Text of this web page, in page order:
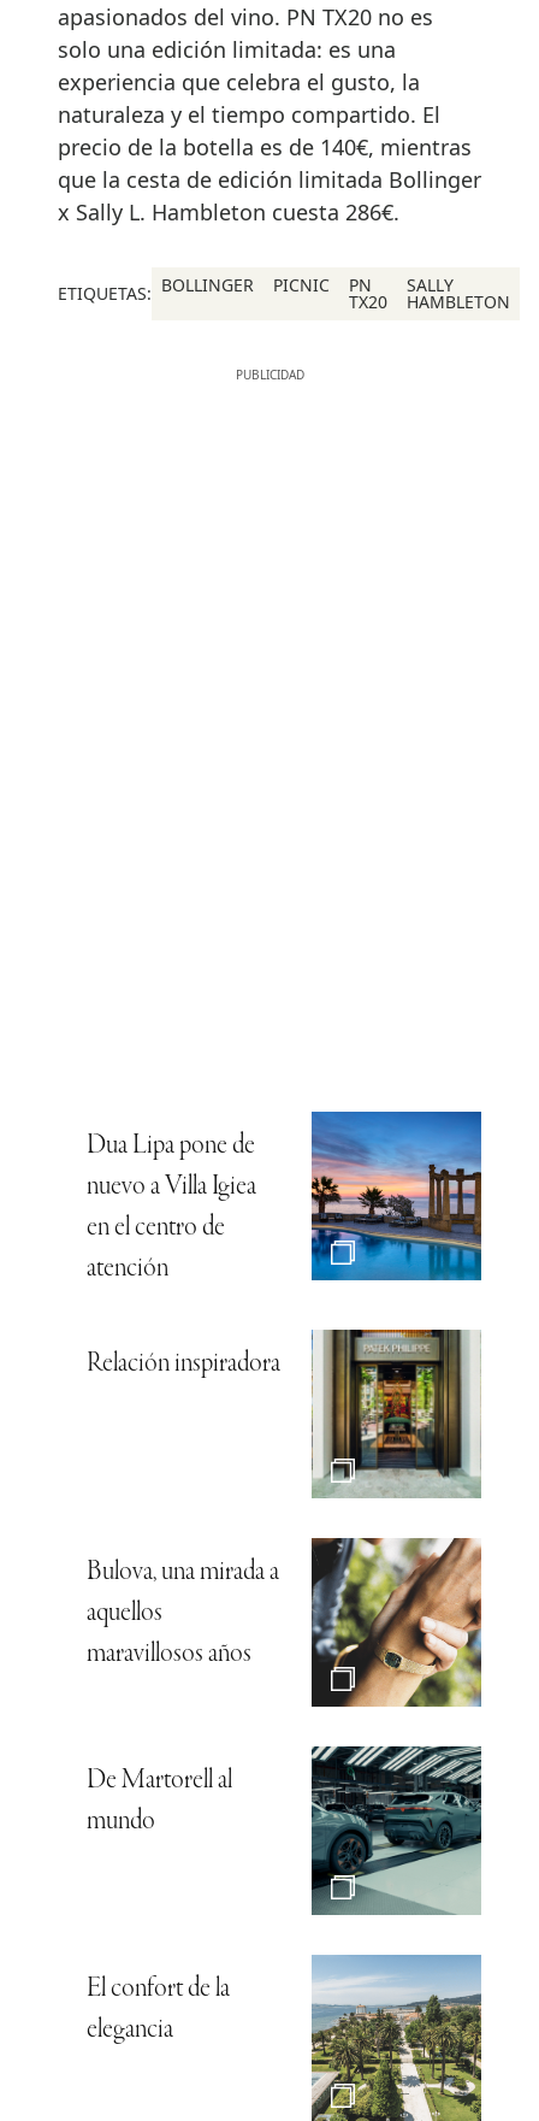
apasionados del vino. PN TX20 no es
solo una edición limitada: es una
experiencia que celebra el gusto, la
naturaleza y el tiempo compartido. El
precio de la botella es de 140€, mientras
que la cesta de edición limitada Bollinger
x Sally L. Hambleton cuesta 286€.
ETIQUETAS: BOLLINGER PICNIC PN
TX20
SALLY
HAMBLETON
Dua Lipa pone de
nuevo a Villa Igiea
en el centro de
atención
Relación inspiradora
Bulova, una mirada a
aquellos
maravillosos años
De Martorell al
mundo
El confort de la
elegancia